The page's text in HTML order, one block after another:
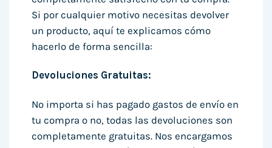
Si por cualquier motivo necesitas devolver
un producto, aquí te explicamos cómo
hacerlo de forma sencilla:
Devoluciones Gratuitas:
No importa si has pagado gastos de envío en
tu compra o no, todas las devoluciones son
completamente gratuitas. Nos encargamos